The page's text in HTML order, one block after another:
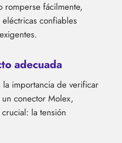
romperse fácilmente,
confiables
adecuada
importancia de verificar
conector Molex,
la tensión